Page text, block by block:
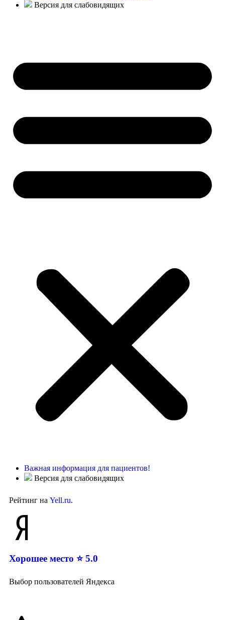
Версия для слабовидящих
Важная информация для пациентов!
Версия для слабовидящих
Рейтинг на Yell.ru.
Хорошее место ⭐ 5.0
Выбор пользователей Яндекса